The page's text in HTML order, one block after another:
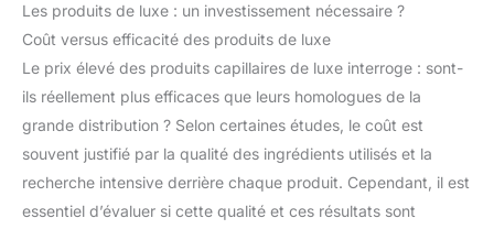
Les produits de luxe : un investissement nécessaire ?
Coût versus efficacité des produits de luxe
Le prix élevé des produits capillaires de luxe interroge : sont-
ils réellement plus efficaces que leurs homologues de la
grande distribution ? Selon certaines études, le coût est
souvent justifié par la qualité des ingrédients utilisés et la
recherche intensive derrière chaque produit. Cependant, il est
essentiel d’évaluer si cette qualité et ces résultats sont